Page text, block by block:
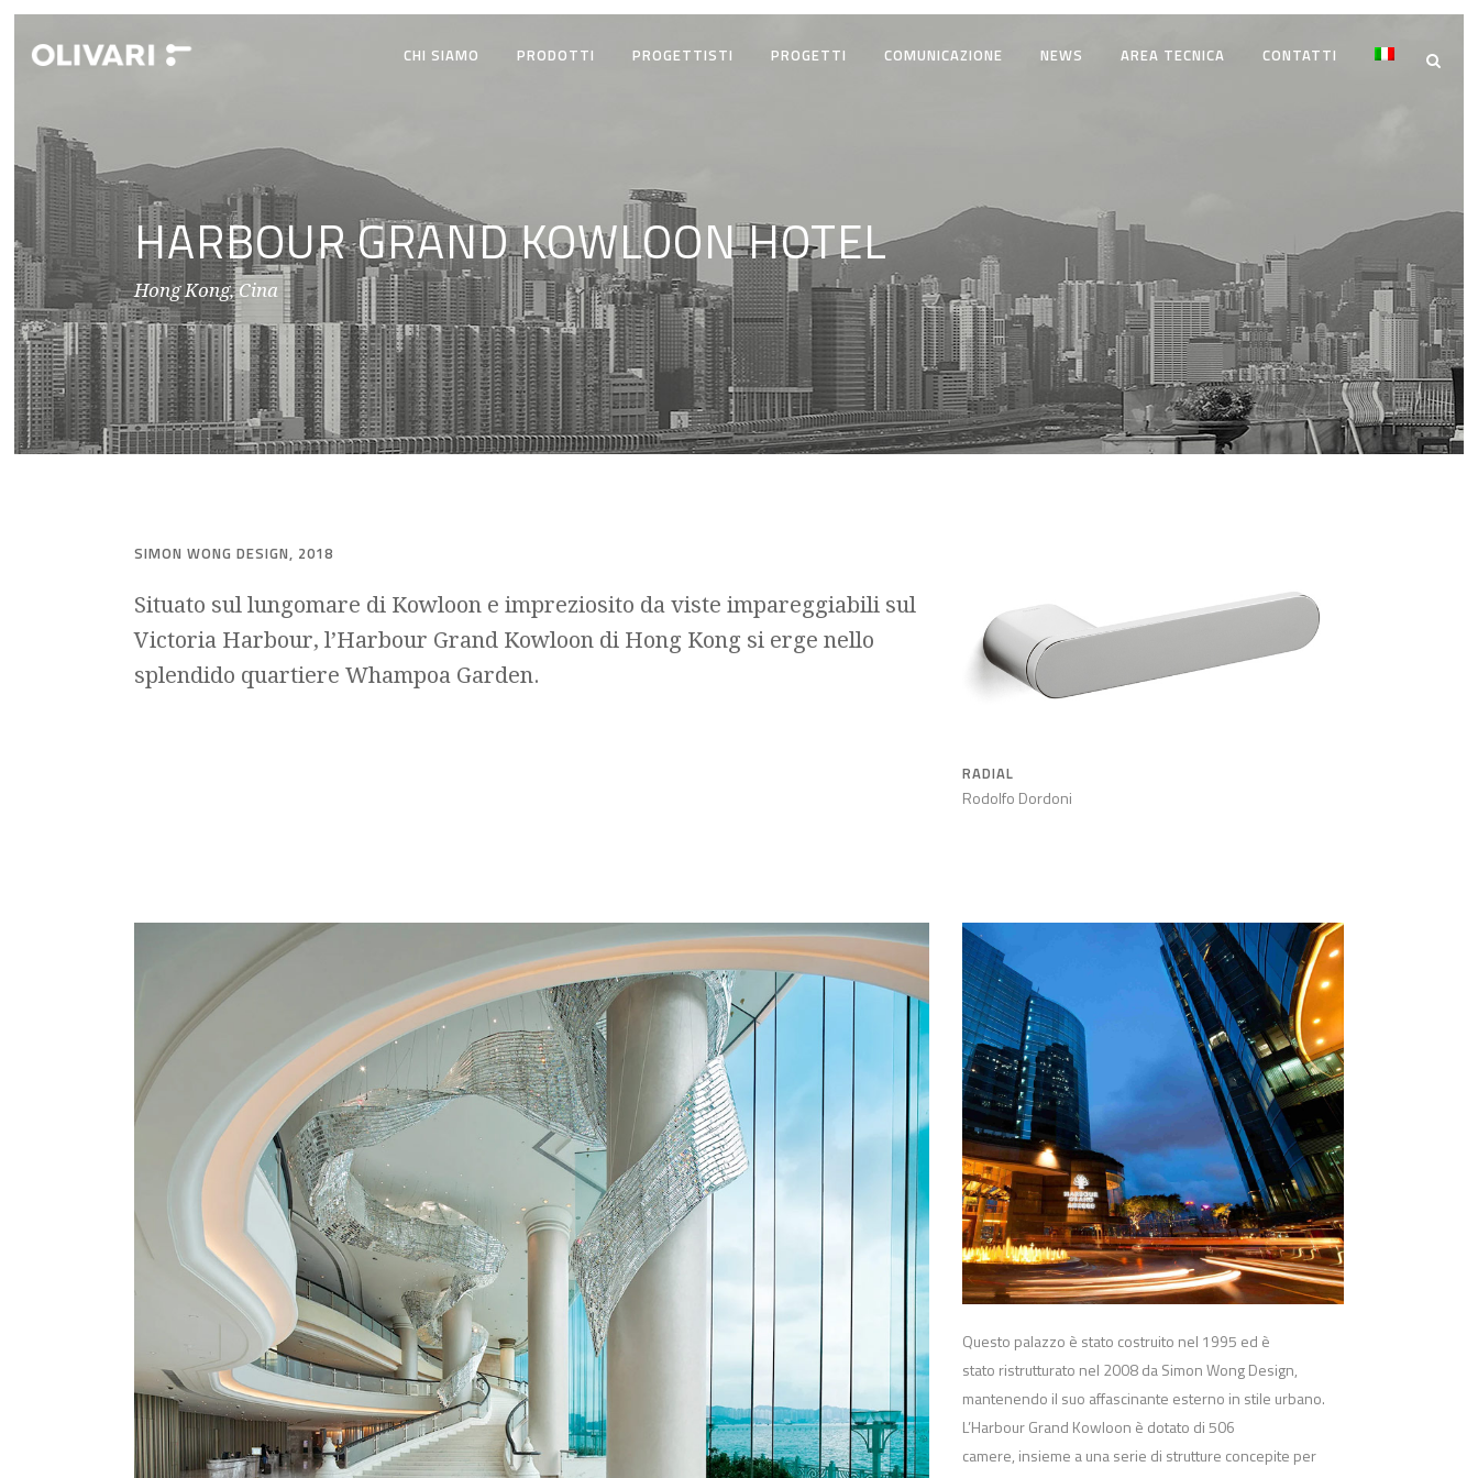
CHI SIAMO PRODOTTI PROGETTISTI PROGETTI COMUNICAZIONE NEWS AREA TECNICA CONTATTI
HARBOUR GRAND KOWLOON HOTEL
Hong Kong, Cina
SIMON WONG DESIGN, 2018
Situato sul lungomare di Kowloon e impreziosito da viste impareggiabili sul
Victoria Harbour, l’Harbour Grand Kowloon di Hong Kong si erge nello
splendido quartiere Whampoa Garden.
RADIAL
Rodolfo Dordoni
Questo palazzo è stato costruito nel 1995 ed è
stato ristrutturato nel 2008 da Simon Wong Design,
mantenendo il suo affascinante esterno in stile urbano.
L’Harbour Grand Kowloon è dotato di 506
camere, insieme a una serie di strutture concepite per